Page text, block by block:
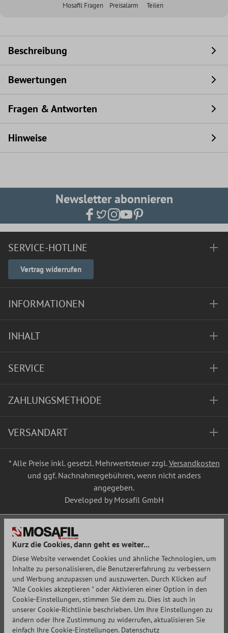
Mosafil Fragen Preisalarm Teilen
Beschreibung
Bewertungen
Fragen & Antworten
Hinweise
Newsletter abonnieren
SERVICE-HOTLINE
Vertrag widerrufen
INFORMATIONEN
INHALT
SERVICE
ZAHLUNGSMETHODE
VERSANDART
* Alle Preise inkl. gesetzl. Mehrwertsteuer zzgl.Versandkosten
und ggf. Nachnahmegebühren, wenn nicht anders
angegeben.
Developed by Mosafil GmbH
Kurz die Cookies, dann geht es weiter...
Diese Website verwendet Cookies und ähnliche Technologien, um
Inhalte zu personalisieren, die Benutzererfahrung zu verbessern
und Werbung anzupassen und auszuwerten. Durch Klicken auf
"Alle Cookies akzeptieren " oder Aktivieren einer Option in den
Cookie-Einstellungen, stimmen Sie dem zu. Dies ist auch in
unserer Cookie-Richtlinie beschrieben. Um Ihre Einstellungen zu
ändern oder Ihre Zustimmung zu widerrufen, aktualisieren Sie
einfach Ihre Cookie-Einstellungen. Datenschutz